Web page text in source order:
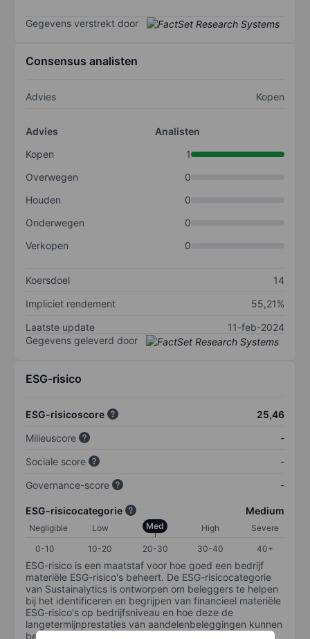
Gegevens verstrekt door
Consensus analisten
Advies Kopen
Advies
Analisten
Kopen
1
Overwegen
0
Houden
0
Onderwegen
0
Verkopen
0
Koersdoel
14
Impliciet rendement
55,21%
Laatste update
11-feb-2024
Gegevens geleverd door
ESG-risico
ESG-risicoscore
25,46
Milieuscore
-
Sociale score
-
Governance-score
-
ESG-risicocategorie Medium
Negligible Low Med High
Severe
0-10
10-20 20-30 30-40 40+
ESG-risico is een maatstaf voor hoe goed een bedrijf
materiële ESG-risico's beheert. De ESG-risicocategorie
van Sustainalytics is ontworpen om beleggers te helpen
bij het identificeren en begrijpen van financieel materiële
ESG-risico's op bedrijfsniveau en hoe deze de
langetermijnprestaties van aandelenbeleggingen kunnen
beïnvloeden. De schaal loopt van 0-100. Hoe lager het